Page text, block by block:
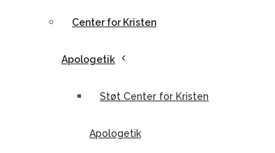
Center for Kristen
Apologetik
Støt Center for Kristen
Apologetik